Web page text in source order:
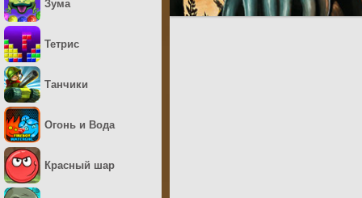
Зума
Тетрис
Танчики
Огонь и Вода
Красный шар